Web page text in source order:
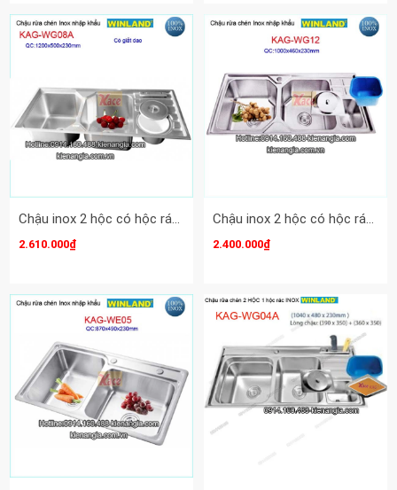
Chậu inox 2 hộc có hộc rác 120x50 cm Winland KAG-WG08A
2.610.000₫
Chậu inox 2 hộc có hộc rác 100x46 cm Winland KAG-WG12
2.400.000₫